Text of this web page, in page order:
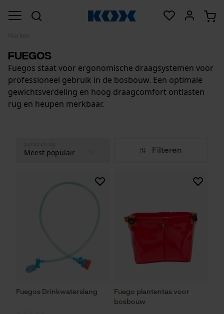
Fuegos
Fuegos staat voor ergonomische draagsystemen voor
professioneel gebruik in de bosbouw. Een optimale
gewichtsverdeling en hoog draagcomfort ontlasten
rug en heupen merkbaar.
Filteren
Fuegos Drinkwaterslang
Fuego plantentas voor
bosbouw